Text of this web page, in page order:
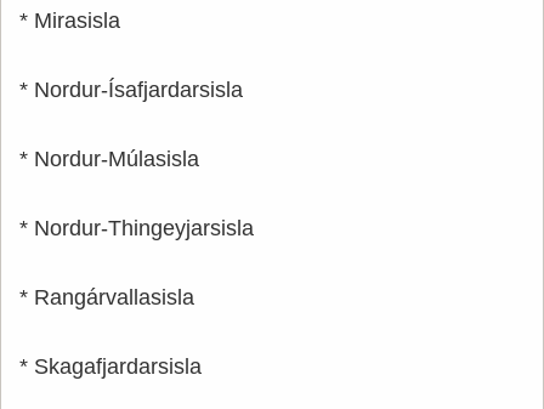
* Mirasisla
* Nordur-Ísafjardarsisla
* Nordur-Múlasisla
* Nordur-Thingeyjarsisla
* Rangárvallasisla
* Skagafjardarsisla